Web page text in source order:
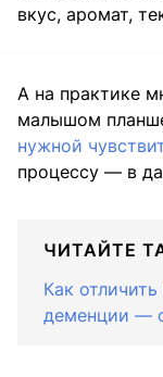
вкус, аромат,
А на практике
малышом
нужной
процессу — в
ЧИТАЙТЕ
Как
деменции —